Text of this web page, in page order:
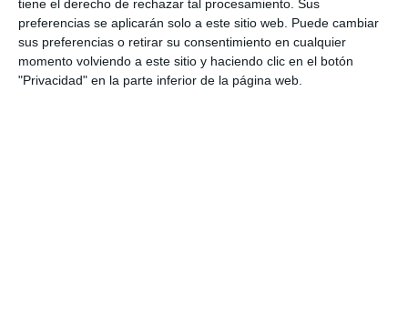
tiene el derecho de rechazar tal procesamiento. Sus
preferencias se aplicarán solo a este sitio web. Puede cambiar
sus preferencias o retirar su consentimiento en cualquier
momento volviendo a este sitio y haciendo clic en el botón
"Privacidad" en la parte inferior de la página web.
ambulante
ACTUALIDAD
Aprobada en Junta de